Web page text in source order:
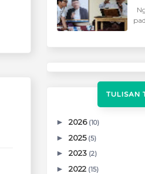
TULISAN
►2026 (10)
►2025 (5)
►2023 (2)
►2022 (15)